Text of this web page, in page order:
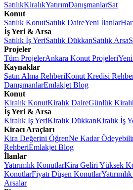
SatılıkKiralıkYatırımDanışmanlarSat
Konut
Satılık KonutSatılık DaireYeni İlanlar
İş Yeri & Arsa
Satılık İş YeriSatılık DükkanSatılık Arsa
Projeler
Tüm ProjelerAnkara Konut Projeleri
Kaynaklar
Satın Alma RehberiKonut Kredisi
DanışmanlarEmlakjet Blog
Konut
Kiralık KonutKiralık DaireGünlük
İş Yeri & Arsa
Kiralık İş YeriKiralık DükkanKiralık İş
Kiracı Araçları
Kira Değerini ÖğrenNe Kadar
RehberiEmlakjet Blog
İlanlar
Yatırımlık KonutlarKira Geliri Yüksek
KonutlarFiyatı Düşen Konutlar
Arsalar